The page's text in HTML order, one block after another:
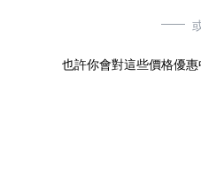
也許你會對這些價格優惠